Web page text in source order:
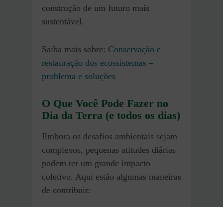
construção de um futuro mais
sustentável.
Saiba mais sobre: Conservação e
restauração dos ecossistemas –
problema e soluções
O Que Você Pode Fazer no
Dia da Terra (e todos os dias)
Embora os desafios ambientais sejam
complexos, pequenas atitudes diárias
podem ter um grande impacto
coletivo. Aqui estão algumas maneiras
de contribuir:​